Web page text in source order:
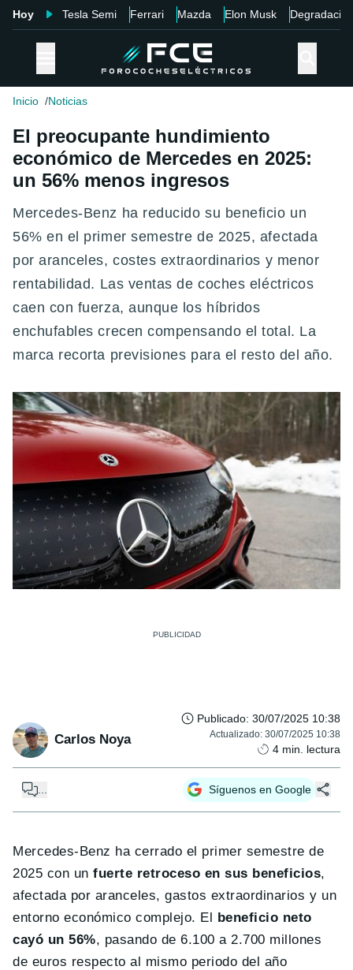
Hoy Tesla Semi Ferrari Mazda Elon Musk Degradación
Inicio Noticias
El preocupante hundimiento
económico de Mercedes en 2025:
un 56% menos ingresos
Mercedes-Benz ha reducido su beneficio un
56% en el primer semestre de 2025, afectada
por aranceles, costes extraordinarios y menor
rentabilidad. Las ventas de coches eléctricos
caen con fuerza, aunque los híbridos
enchufables crecen compensando el total. La
marca recorta previsiones para el resto del año.
Carlos Noya
Publicado: 30/07/2025 10:38
Actualizado: 30/07/2025 10:38
4 min. lectura
Síguenos en Google
Mercedes-Benz ha cerrado el primer semestre de
2025 con unfuerte retroceso en sus beneficios,
afectada por aranceles, gastos extraordinarios y un
entorno económico complejo. El beneficio neto
cayó un 56%, pasando de 6.100 a 2.700 millones
de euros respecto al mismo periodo del año